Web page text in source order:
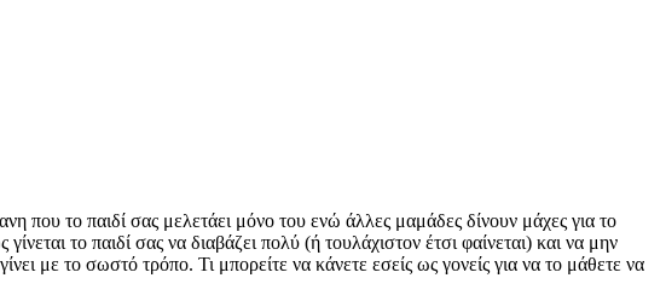
που το παιδί σας μελετάει μόνο του ενώ άλλες μαμάδες δίνουν μάχες για το
το παιδί σας να διαβάζει πολύ (ή τουλάχιστον έτσι φαίνεται) και να μην
με το σωστό τρόπο. Τι μπορείτε να κάνετε εσείς ως γονείς για να το μάθετε να